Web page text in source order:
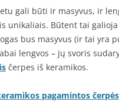
gali būti ir masyvus, ir
unikaliais. Būtent tai
bus masyvus (ir tai yra
lengvos – jų svoris
čerpes iš keramikos.
pagamintos čerpės